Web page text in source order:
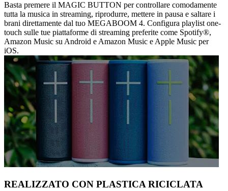
Basta premere il MAGIC BUTTON per controllare comodamente
tutta la musica in streaming, riprodurre, mettere in pausa e saltare i
brani direttamente dal tuo MEGABOOM 4. Configura playlist one-
touch sulle tue piattaforme di streaming preferite come Spotify®,
Amazon Music su Android e Amazon Music e Apple Music per
iOS.
REALIZZATO CON PLASTICA RICICLATA